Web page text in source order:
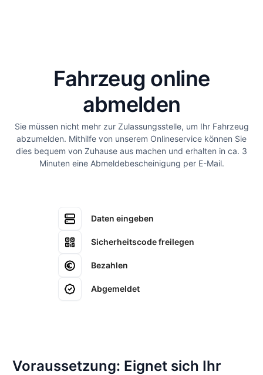
Fahrzeug online
abmelden
Sie müssen nicht mehr zur Zulassungsstelle, um Ihr Fahrzeug
abzumelden. Mithilfe von unserem Onlineservice können Sie
dies bequem von Zuhause aus machen und erhalten in ca. 3
Minuten eine Abmeldebescheinigung per E-Mail.
Daten eingeben
Sicherheitscode freilegen
Bezahlen
Abgemeldet
Voraussetzung: Eignet sich Ihr